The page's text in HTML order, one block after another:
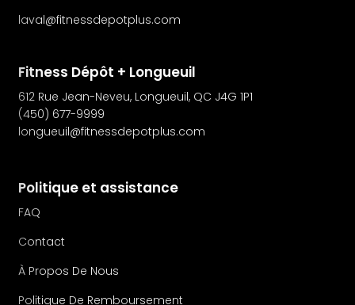
laval@fitnessdepotplus.com
Fitness Dépôt + Longueuil
612 Rue Jean-Neveu, Longueuil, QC J4G 1P1
(450) 677-9999
longueuil@fitnessdepotplus.com
Politique et assistance
FAQ
Contact
À Propos De Nous
Politique De Remboursement